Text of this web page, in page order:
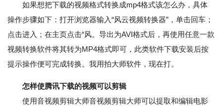
如果想把下载的视频格式转换成mp4格式该怎么办，具体
操作步骤如下：打开浏览器输入“风云视频转换器”，单击回车；
点击进入；在主页点击“风。导出为AVI格式后，再使用任意一款
视频转换软件将其转为MP4格式即可，此类软件下载安装后按
提示操作便可完成转换。我用拍大师软件，现在打。
怎样使腾讯下载的视频可以剪辑
使用音视频剪辑大师音视频剪辑大师可以提取和编辑电影